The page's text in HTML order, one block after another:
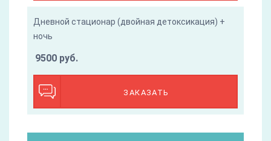
Дневной стационар (двойная детоксикация) +
ночь
ЗАКАЗАТЬ
9500 руб.